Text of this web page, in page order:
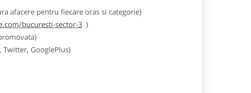
afacere pentru fiecare oras si categorie)
bucuresti-sector-3 )
GooglePlus)